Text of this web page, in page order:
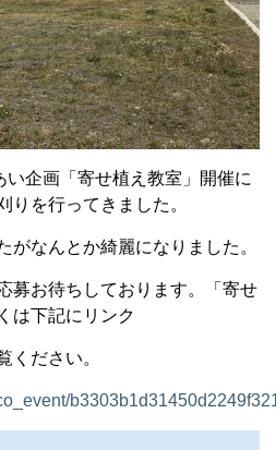
企画「寄せ植え教室」開催に
りを行ってきました。
がなんとか綺麗になりました。
募お待ちしております。「寄せ
は下記にリンク
ください。